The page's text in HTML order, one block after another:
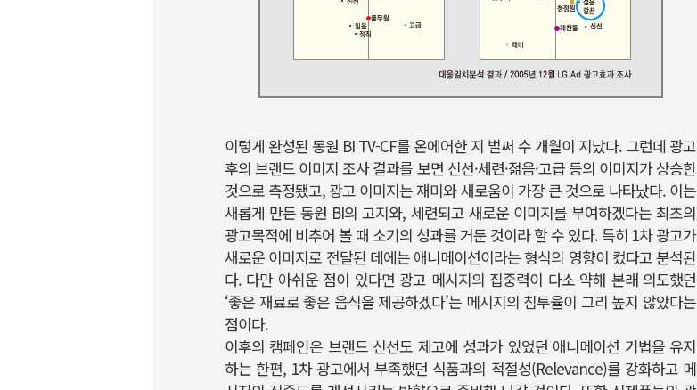
이렇게 완성된 동원 BI TV-CF를 온에어한 지 벌써 수 개월이 지났다. 그런데 광고
후의 브랜드 이미지 조사 결과를 보면 신선·세련·젊음·고급 등의 이미지가 상승한
것으로 측정됐고, 광고 이미지는 재미와 새로움이 가장 큰 것으로 나타났다. 이는
새롭게 만든 동원 BI의 고지와, 세련되고 새로운 이미지를 부여하겠다는 최초의
광고목적에 비추어 볼 때 소기의 성과를 거둔 것이라 할 수 있다. 특히 1차 광고가
새로운 이미지로 전달된 데에는 애니메이션이라는 형식의 영향이 컸다고 분석된
다. 다만 아쉬운 점이 있다면 광고 메시지의 집중력이 다소 약해 본래 의도했던
‘좋은 재료로 좋은 음식을 제공하겠다’는 메시지의 침투율이 그리 높지 않았다는
점이다.
이후의 캠페인은 브랜드 신선도 제고에 성과가 있었던 애니메이션 기법을 유지
하는 한편, 1차 광고에서 부족했던 식품과의 적절성(Relevance)를 강화하고 메